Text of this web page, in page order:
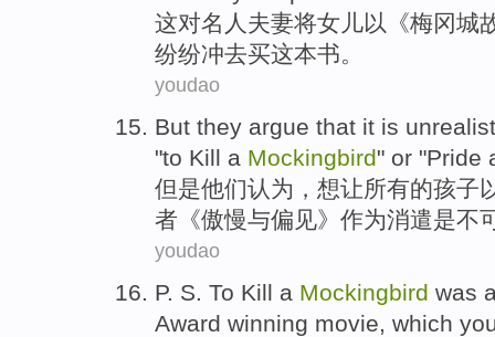
这对名人 夫妻将女儿以 《梅冈城
纷纷冲去买这本书。
youdao
But they argue that it is
"to Kill a Mockingbird" or "Pride
但是他们认为 ， 想让所有的孩子
者 《傲慢与偏见》 作为消遣是不
youdao
P. S. To Kill a Mockingbird was
Award winning movie, which